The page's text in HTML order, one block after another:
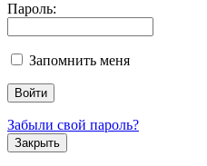
Пароль:
Запомнить меня
Забыли свой пароль?
Закрыть